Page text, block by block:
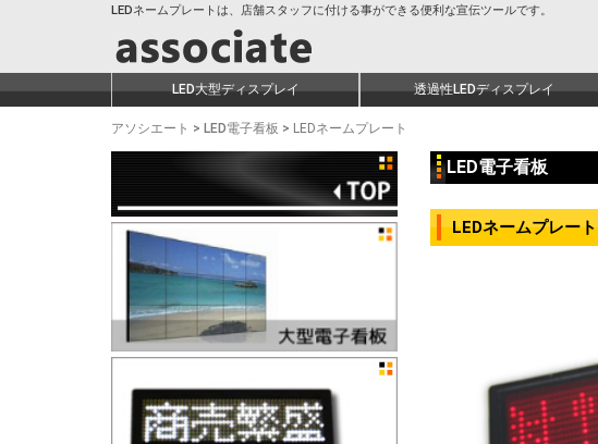
LEDネームプレートは、店舗スタッフに付ける事ができる便利な宣伝ツールです。
LED大型ディスプレイ 透過性LEDディスプレイ
アソシエート > LED電子看板 > LEDネームプレート
LED電子看板
LEDネームプレート